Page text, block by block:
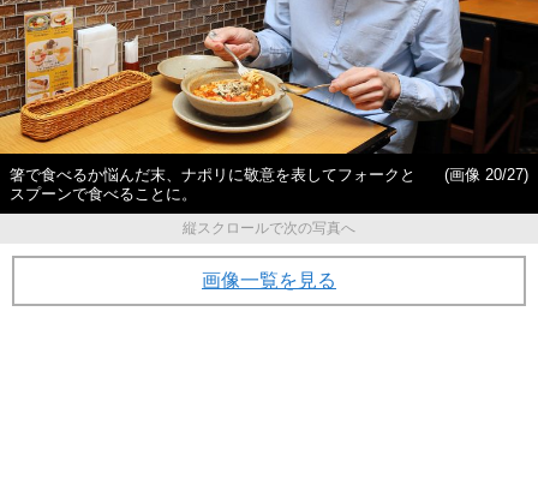
箸で食べるか悩んだ末、ナポリに敬意を表してフォークと
スプーンで食べることに。
(画像 20/27)
縦スクロールで次の写真へ
画像一覧を見る